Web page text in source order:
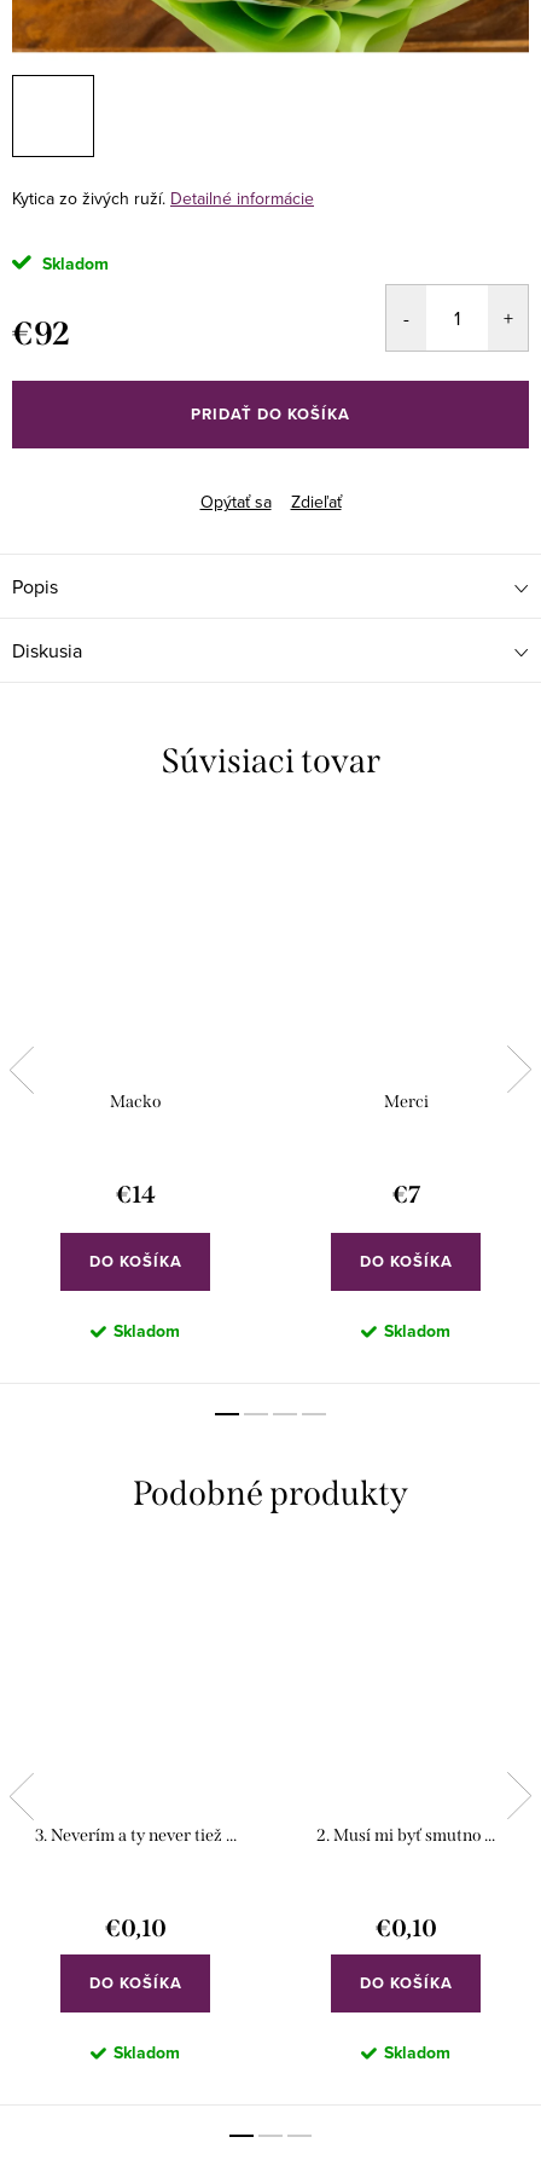
Kytica zo živých ruží. Detailné informácie
Skladom
€92
cena:
PRIDAŤ DO KOŠÍKA
Opýtať sa Zdieľať
Popis
Diskusia
Súvisiaci tovar
Macko
€14
DO KOŠÍKA
Skladom
Merci
€7
DO KOŠÍKA
Skladom
3. Neverím a ty never tiež ...
€0,10
DO KOŠÍKA
Skladom
2. Musí mi byť smutno ...
€0,10
DO KOŠÍKA
Skladom